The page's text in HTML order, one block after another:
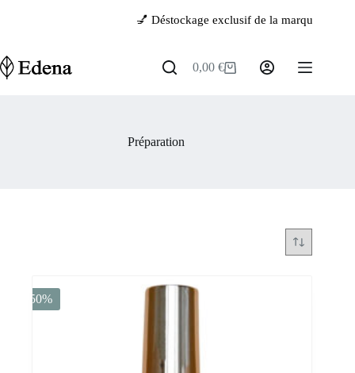
💅 Déstockage exclusif de la marqueNaila
Panier
0,00€
Préparation
-50%